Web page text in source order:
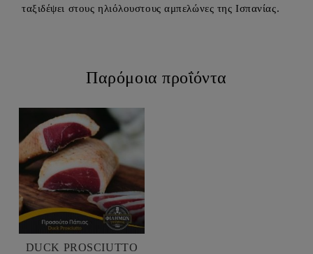
ταξιδέψει στους ηλιόλουστους αμπελώνες της Ισπανίας.
Παρόμοια προΐόντα
DUCK PROSCIUTTO